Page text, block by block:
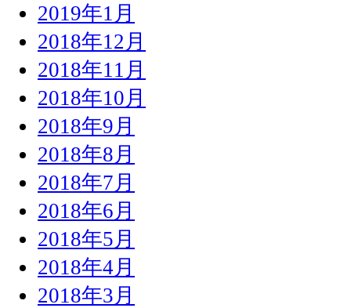
2019年1月
2018年12月
2018年11月
2018年10月
2018年9月
2018年8月
2018年7月
2018年6月
2018年5月
2018年4月
2018年3月